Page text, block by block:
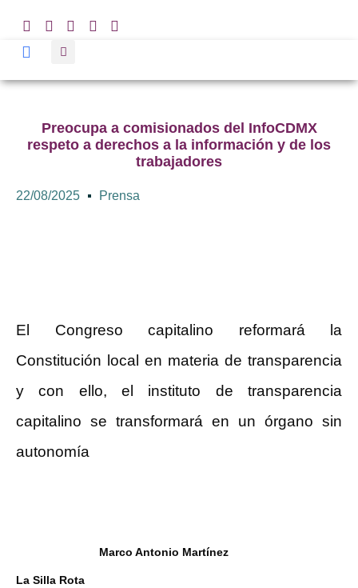
Preocupa a comisionados del InfoCDMX
respeto a derechos a la información y de los
trabajadores
22/08/2025 Prensa
El Congreso capitalino reformará la
Constitución local en materia de transparencia
y con ello, el instituto de transparencia
capitalino se transformará en un órgano sin
autonomía
Marco Antonio Martínez
La Silla Rota